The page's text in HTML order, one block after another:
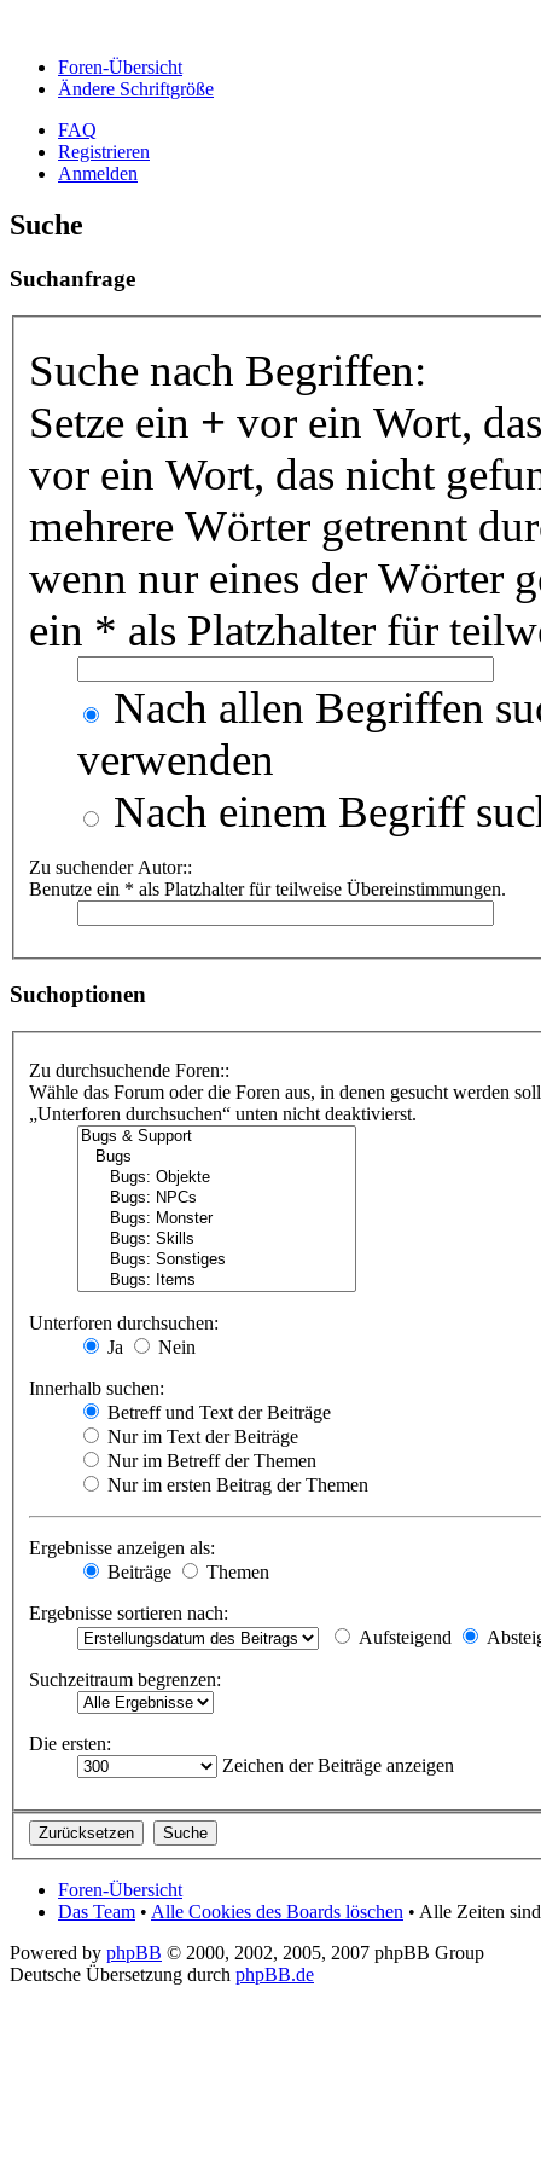
Foren-Übersicht
Ändere Schriftgröße
FAQ
Registrieren
Anmelden
Suche
Suchanfrage
Suche nach Begriffen:
Setze ein + vor ein Wort,
vor ein Wort, das nicht
mehrere Wörter getrennt
wenn nur eines der Wörter
ein * als Platzhalter für
Nach allen Begriffen
verwenden
Nach einem Begriff
Zu suchender Autor::
Benutze ein * als Platzhalter für teilweise Übereinstimmungen.
Suchoptionen
Zu durchsuchende Foren::
Wähle das Forum oder die Foren aus, in denen gesucht werden
„Unterforen durchsuchen“ unten nicht deaktivierst.
Unterforen durchsuchen:
Ja
Nein
Innerhalb suchen:
Betreff und Text der Beiträge
Nur im Text der Beiträge
Nur im Betreff der Themen
Nur im ersten Beitrag der Themen
Ergebnisse anzeigen als:
Beiträge
Themen
Ergebnisse sortieren nach:
Aufsteigend
Suchzeitraum begrenzen:
Die ersten:
Zeichen der Beiträge anzeigen
Foren-Übersicht
Das Team • Alle Cookies des Boards löschen • Alle Zeiten
Powered by phpBB © 2000, 2002, 2005, 2007 phpBB Group
Deutsche Übersetzung durch phpBB.de